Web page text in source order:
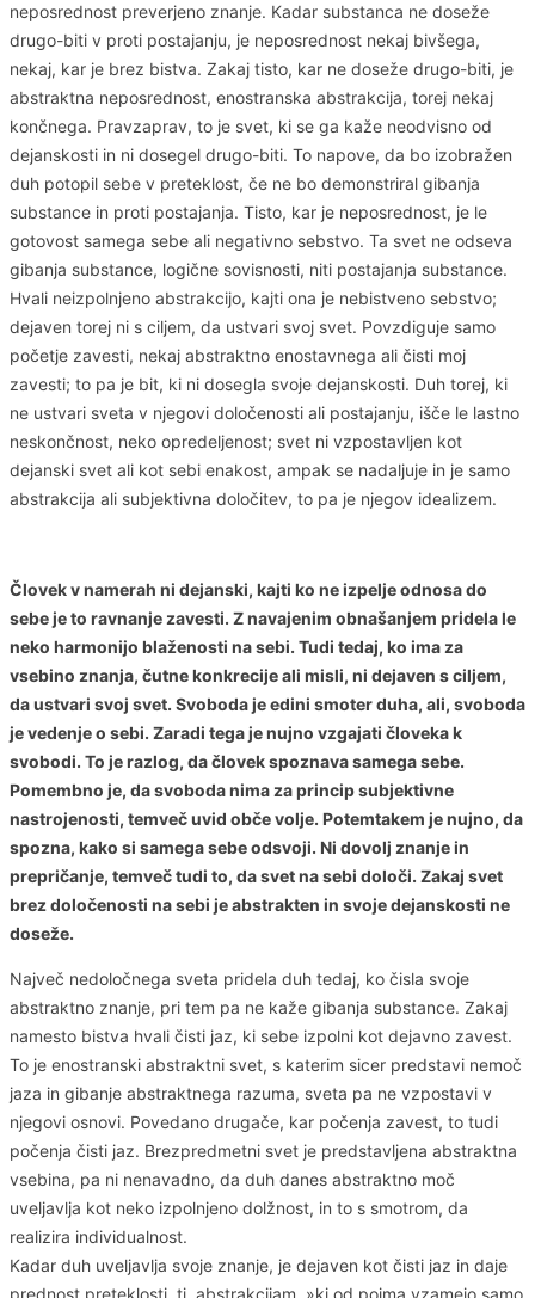
neposrednost preverjeno znanje. Kadar substanca ne doseže
drugo-biti v proti postajanju, je neposrednost nekaj bivšega,
nekaj, kar je brez bistva. Zakaj tisto, kar ne doseže drugo-biti, je
abstraktna neposrednost, enostranska abstrakcija, torej nekaj
končnega. Pravzaprav, to je svet, ki se ga kaže neodvisno od
dejanskosti in ni dosegel drugo-biti. To napove, da bo izobražen
duh potopil sebe v preteklost, če ne bo demonstriral gibanja
substance in proti postajanja. Tisto, kar je neposrednost, je le
gotovost samega sebe ali negativno sebstvo. Ta svet ne odseva
gibanja substance, logične sovisnosti, niti postajanja substance.
Hvali neizpolnjeno abstrakcijo, kajti ona je nebistveno sebstvo;
dejaven torej ni s ciljem, da ustvari svoj svet. Povzdiguje samo
početje zavesti, nekaj abstraktno enostavnega ali čisti moj
zavesti; to pa je bit, ki ni dosegla svoje dejanskosti. Duh torej, ki
ne ustvari sveta v njegovi določenosti ali postajanju, išče le lastno
neskončnost, neko opredeljenost; svet ni vzpostavljen kot
dejanski svet ali kot sebi enakost, ampak se nadaljuje in je samo
abstrakcija ali subjektivna določitev, to pa je njegov idealizem.
Človek v namerah ni dejanski, kajti ko ne izpelje odnosa do
sebe je to ravnanje zavesti. Z navajenim obnašanjem pridela le
neko harmonijo blaženosti na sebi. Tudi tedaj, ko ima za
vsebino znanja, čutne konkrecije ali misli, ni dejaven s ciljem,
da ustvari svoj svet. Svoboda je edini smoter duha, ali, svoboda
je vedenje o sebi. Zaradi tega je nujno vzgajati človeka k
svobodi. To je razlog, da človek spoznava samega sebe.
Pomembno je, da svoboda nima za princip subjektivne
nastrojenosti, temveč uvid obče volje. Potemtakem je nujno, da
spozna, kako si samega sebe odsvoji. Ni dovolj znanje in
prepričanje, temveč tudi to, da svet na sebi določi. Zakaj svet
brez določenosti na sebi je abstrakten in svoje dejanskosti ne
doseže.
Največ nedoločnega sveta pridela duh tedaj, ko čisla svoje
abstraktno znanje, pri tem pa ne kaže gibanja substance. Zakaj
namesto bistva hvali čisti jaz, ki sebe izpolni kot dejavno zavest.
To je enostranski abstraktni svet, s katerim sicer predstavi nemoč
jaza in gibanje abstraktnega razuma, sveta pa ne vzpostavi v
njegovi osnovi. Povedano drugače, kar počenja zavest, to tudi
počenja čisti jaz. Brezpredmetni svet je predstavljena abstraktna
vsebina, pa ni nenavadno, da duh danes abstraktno moč
uveljavlja kot neko izpolnjeno dolžnost, in to s smotrom, da
realizira individualnost.
Kadar duh uveljavlja svoje znanje, je dejaven kot čisti jaz in daje